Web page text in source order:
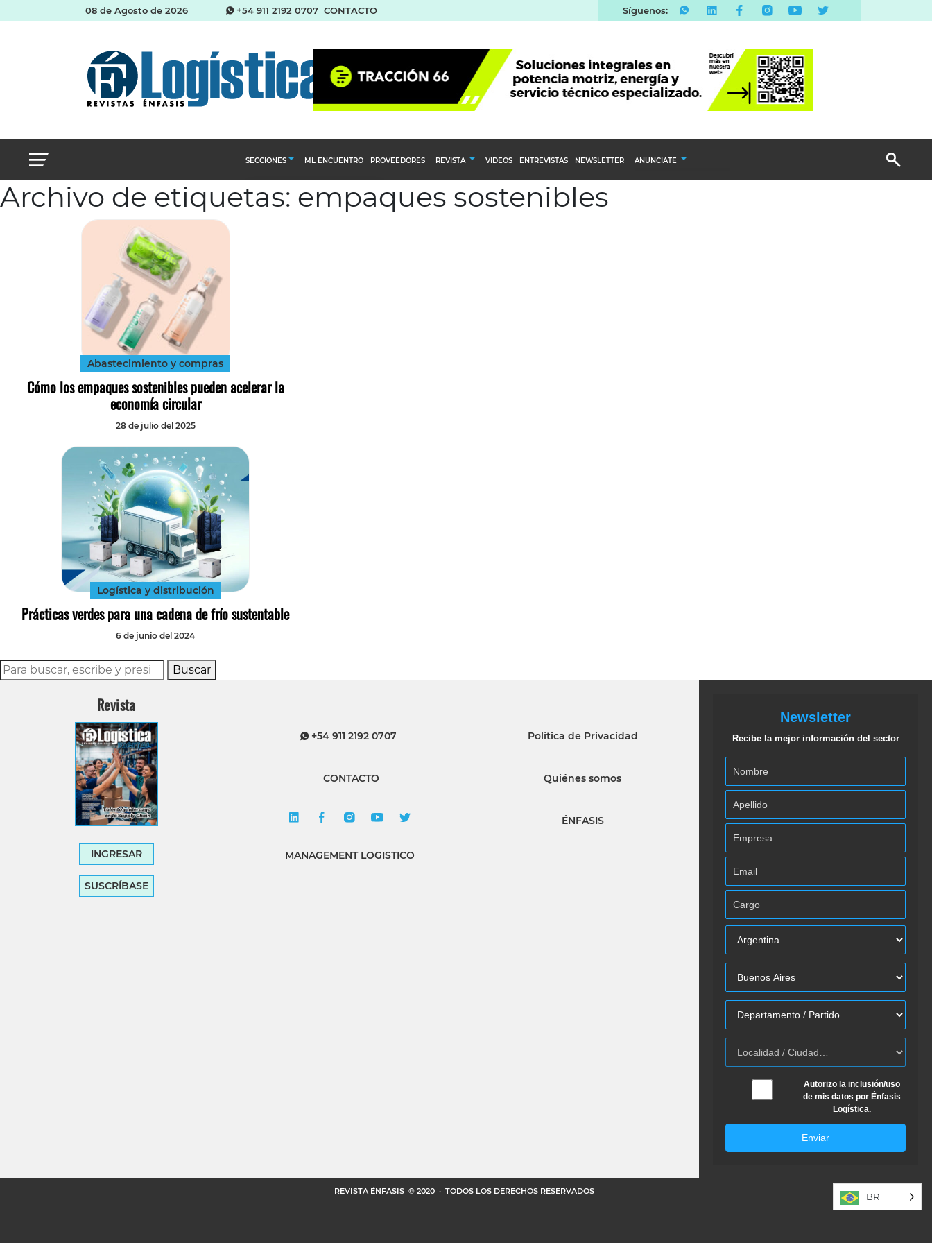
08 de Agosto de 2026 +54 911 2192 0707 CONTACTO Síguenos:
SECCIONES
Abastecimiento y compras
ML ENCUENTRO PROVEEDORES REVISTA
Calendario Editorial
Ediciones Anteriores
VIDEOS ENTREVISTAS NEWSLETTER ANUNCIATE
Archivo de etiquetas: empaques sostenibles
Abastecimiento y compras
Cómo los empaques sostenibles pueden acelerar la
economía circular
28 de julio del 2025
Logística y distribución
Prácticas verdes para una cadena de frío sustentable
6 de junio del 2024
Buscar
Revista
INGRESAR
SUSCRÍBASE
+54 911 2192 0707
CONTACTO
MANAGEMENT LOGISTICO
Política de Privacidad
Quiénes somos
ÉNFASIS
Newsletter
Recibe la mejor información del sector
Autorizo la inclusión/uso
de mis datos por Énfasis
Logística.
Enviar
REVISTA ÉNFASIS © 2020 · TODOS LOS DERECHOS RESERVADOS BR